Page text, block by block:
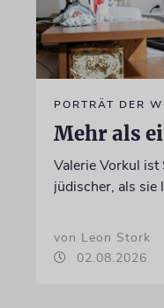
PORTRÄT DER
Mehr als
Valerie Vorkul ist
jüdischer, als sie
von Leon Stork
02.08.2026